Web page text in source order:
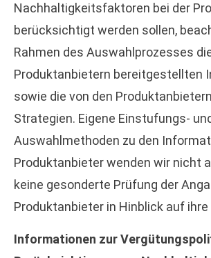
Nachhaltigkeitsfaktoren bei der
berücksichtigt werden sollen,
Rahmen des Auswahlprozesses
Produktanbietern bereitgestellten
sowie die von den
Strategien. Eigene Einstufungs-
Auswahlmethoden zu den
Produktanbieter wenden wir nicht
keine gesonderte Prüfung der
Produktanbieter in Hinblick auf
Informationen zur